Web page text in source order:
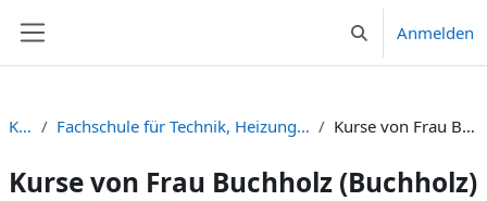
Sucheingabe
Anmelden
Kurse Fachschule für Technik, Heizungs-, Lüftungs- und Klimatechnik Kurse von Frau Buchholz (Buchholz)
Kurse von Frau Buchholz (Buchholz)